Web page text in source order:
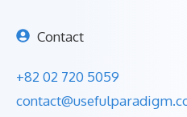
Contact
+82 02 720 5059